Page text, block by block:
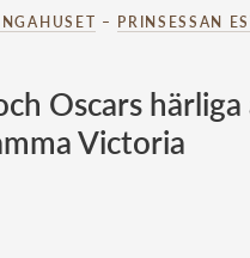
Svenska kungahuset
Norska kungahuset
Danska kungahuset
– PRINSESSAN
Oscars
Victoria